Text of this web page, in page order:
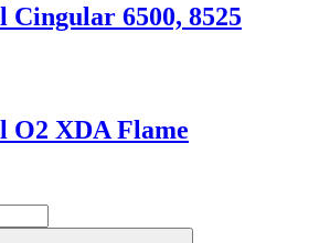
6500, 8525
XDA Flame